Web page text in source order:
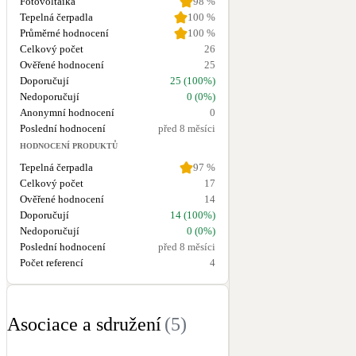
Tepelná čerpadla
100 %
Průměrné hodnocení
100 %
Celkový počet
26
Ověřené hodnocení
25
Doporučují
25 (100%)
Nedoporučují
0 (0%)
Anonymní hodnocení
0
Poslední hodnocení
před 8 měsíci
HODNOCENÍ PRODUKTŮ
Tepelná čerpadla 97 %
Celkový počet
17
Ověřené hodnocení
14
Doporučují
14 (100%)
Nedoporučují
0 (0%)
Poslední hodnocení
před 8 měsíci
Počet referencí
4
Asociace a sdružení(5)